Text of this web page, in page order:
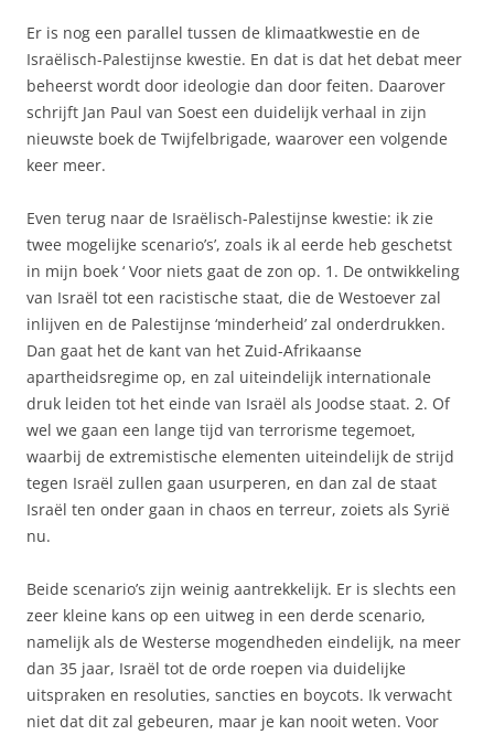
Er is nog een parallel tussen de klimaatkwestie en de
Israëlisch-Palestijnse kwestie. En dat is dat het debat meer
beheerst wordt door ideologie dan door feiten. Daarover
schrijft Jan Paul van Soest een duidelijk verhaal in zijn
nieuwste boek de Twijfelbrigade, waarover een volgende
keer meer.
Even terug naar de Israëlisch-Palestijnse kwestie: ik zie
twee mogelijke scenario’s’, zoals ik al eerde heb geschetst
in mijn boek ‘ Voor niets gaat de zon op. 1. De ontwikkeling
van Israël tot een racistische staat, die de Westoever zal
inlijven en de Palestijnse ‘minderheid’ zal onderdrukken.
Dan gaat het de kant van het Zuid-Afrikaanse
apartheidsregime op, en zal uiteindelijk internationale
druk leiden tot het einde van Israël als Joodse staat. 2. Of
wel we gaan een lange tijd van terrorisme tegemoet,
waarbij de extremistische elementen uiteindelijk de strijd
tegen Israël zullen gaan usurperen, en dan zal de staat
Israël ten onder gaan in chaos en terreur, zoiets als Syrië
nu.
Beide scenario’s zijn weinig aantrekkelijk. Er is slechts een
zeer kleine kans op een uitweg in een derde scenario,
namelijk als de Westerse mogendheden eindelijk, na meer
dan 35 jaar, Israël tot de orde roepen via duidelijke
uitspraken en resoluties, sancties en boycots. Ik verwacht
niet dat dit zal gebeuren, maar je kan nooit weten. Voor